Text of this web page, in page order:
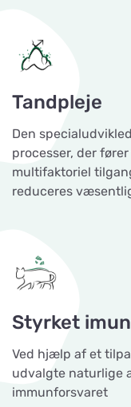
Tandpleje
Den
processer, der
multifaktoriel
reduceres
Styrket
Ved hjælp af et
udvalgte naturlige
immunforsvaret